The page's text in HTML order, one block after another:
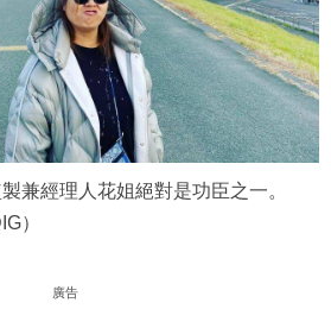
兼經理人花姐絕對是功臣之一。
）
廣告